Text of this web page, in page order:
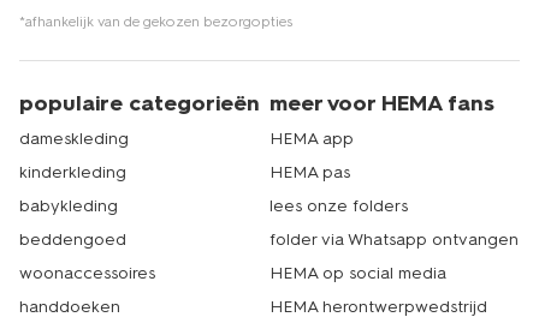
*afhankelijk van de gekozen bezorgopties
populaire categorieën
dameskleding
kinderkleding
babykleding
beddengoed
woonaccessoires
handdoeken
meer voor HEMA fans
HEMA app
HEMA pas
lees onze folders
folder via Whatsapp ontvangen
HEMA op social media
HEMA herontwerpwedstrijd